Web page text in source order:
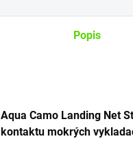
Popis
Aqua Camo Landing Net
kontaktu mokrých